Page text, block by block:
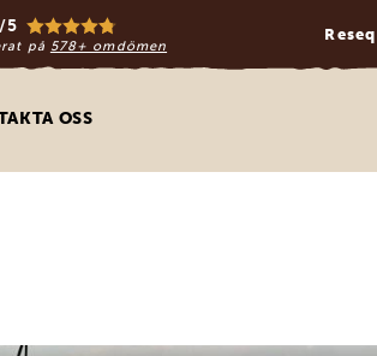
5
på 578+ omdömen
OSS